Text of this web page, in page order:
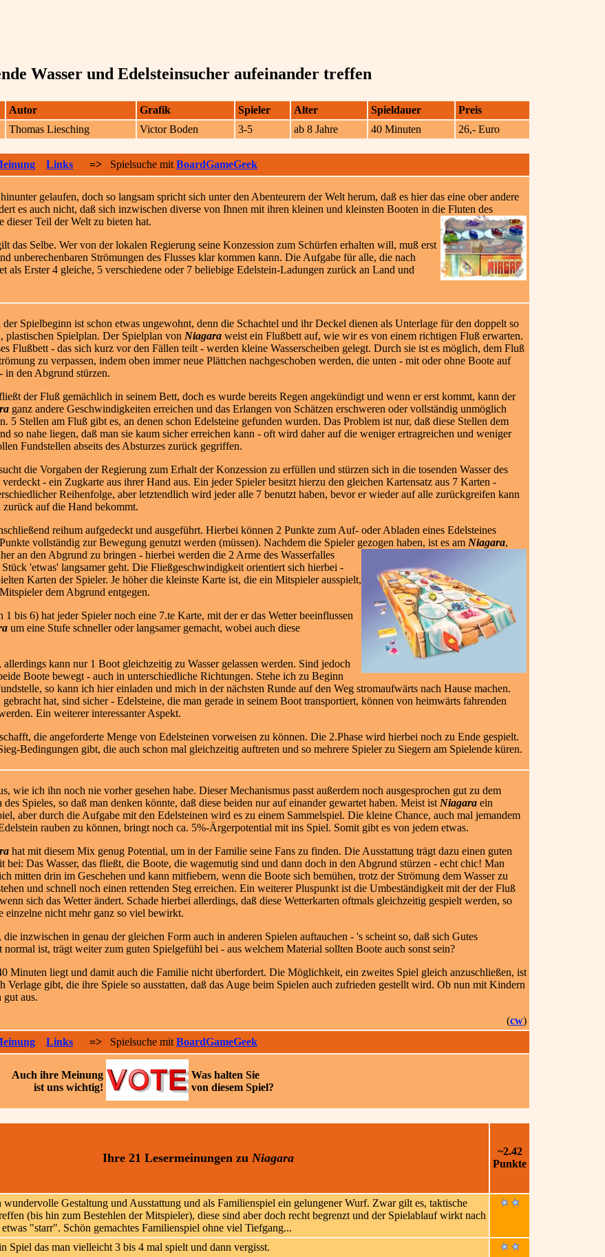
Wasser und Edelsteinsucher aufeinander treffen
Autor Grafik Spieler Alter Spieldauer
Preis
Thomas Liesching Victor Boden 3-5 ab 8 Jahre 40 Minuten 26,- Euro
Links => Spielsuche mit BoardGameGeek
hinunter gelaufen, doch so langsam spricht sich unter den Abenteurern der Welt herum, daß es hier das eine ober andere
es auch nicht, daß sich inzwischen diverse von Ihnen mit ihren kleinen und kleinsten Booten in die Fluten des
dieser Teil der Welt zu bieten hat.
das Selbe. Wer von der lokalen Regierung seine Konzession zum Schürfen erhalten will, muß erst
unberechenbaren Strömungen des Flusses klar kommen kann. Die Aufgabe für alle, die nach
als Erster 4 gleiche, 5 verschiedene oder 7 beliebige Edelstein-Ladungen zurück an Land und
Spielbeginn ist schon etwas ungewohnt, denn die Schachtel und ihr Deckel dienen als Unterlage für den doppelt so
plastischen Spielplan. Der Spielplan von Niagara weist ein Flußbett auf, wie wir es von einem richtigen Fluß erwarten.
Flußbett - das sich kurz vor den Fällen teilt - werden kleine Wasserscheiben gelegt. Durch sie ist es möglich, dem Fluß
zu verpassen, indem oben immer neue Plättchen nachgeschoben werden, die unten - mit oder ohne Boote auf
in den Abgrund stürzen.
der Fluß gemächlich in seinem Bett, doch es wurde bereits Regen angekündigt und wenn er erst kommt, kann der
ganz andere Geschwindigkeiten erreichen und das Erlangen von Schätzen erschweren oder vollständig unmöglich
5 Stellen am Fluß gibt es, an denen schon Edelsteine gefunden wurden. Das Problem ist nur, daß diese Stellen dem
so nahe liegen, daß man sie kaum sicher erreichen kann - oft wird daher auf die weniger ertragreichen und weniger
Fundstellen abseits des Absturzes zurück gegriffen.
die Vorgaben der Regierung zum Erhalt der Konzession zu erfüllen und stürzen sich in die tosenden Wasser des
- ein Zugkarte aus ihrer Hand aus. Ein jeder Spieler besitzt hierzu den gleichen Kartensatz aus 7 Karten -
Reihenfolge, aber letztendlich wird jeder alle 7 benutzt haben, bevor er wieder auf alle zurückgreifen kann
auf die Hand bekommt.
reihum aufgedeckt und ausgeführt. Hierbei können 2 Punkte zum Auf- oder Abladen eines Edelsteines
vollständig zur Bewegung genutzt werden (müssen). Nachdem die Spieler gezogen haben, ist es am Niagara,
an den Abgrund zu bringen - hierbei werden die 2 Arme des Wasserfalles
'etwas' langsamer geht. Die Fließgeschwindigkeit orientiert sich hierbei -
Karten der Spieler. Je höher die kleinste Karte ist, die ein Mitspieler ausspielt,
dem Abgrund entgegen.
bis 6) hat jeder Spieler noch eine 7.te Karte, mit der er das Wetter beeinflussen
um eine Stufe schneller oder langsamer gemacht, wobei auch diese
kann nur 1 Boot gleichzeitig zu Wasser gelassen werden. Sind jedoch
Boote bewegt - auch in unterschiedliche Richtungen. Stehe ich zu Beginn
so kann ich hier einladen und mich in der nächsten Runde auf den Weg stromaufwärts nach Hause machen.
hat, sind sicher - Edelsteine, die man gerade in seinem Boot transportiert, können von heimwärts fahrenden
Ein weiterer interessanter Aspekt.
die angeforderte Menge von Edelsteinen vorweisen zu können. Die 2.Phase wird hierbei noch zu Ende gespielt.
Bedingungen gibt, die auch schon mal gleichzeitig auftreten und so mehrere Spieler zu Siegern am Spielende küren.
wie ich ihn noch nie vorher gesehen habe. Dieser Mechanismus passt außerdem noch ausgesprochen gut zu dem
des Spieles, so daß man denken könnte, daß diese beiden nur auf einander gewartet haben. Meist ist Niagara ein
aber durch die Aufgabe mit den Edelsteinen wird es zu einem Sammelspiel. Die kleine Chance, auch mal jemandem
rauben zu können, bringt noch ca. 5%-Ärgerpotential mit ins Spiel. Somit gibt es von jedem etwas.
hat mit diesem Mix genug Potential, um in der Familie seine Fans zu finden. Die Ausstattung trägt dazu einen guten
bei: Das Wasser, das fließt, die Boote, die wagemutig sind und dann doch in den Abgrund stürzen - echt chic! Man
mitten drin im Geschehen und kann mitfiebern, wenn die Boote sich bemühen, trotz der Strömung dem Wasser zu
und schnell noch einen rettenden Steg erreichen. Ein weiterer Pluspunkt ist die Umbeständigkeit mit der der Fluß
sich das Wetter ändert. Schade hierbei allerdings, daß diese Wetterkarten oftmals gleichzeitig gespielt werden, so
einzelne nicht mehr ganz so viel bewirkt.
inzwischen in genau der gleichen Form auch in anderen Spielen auftauchen - 's scheint so, daß sich Gutes
ist, trägt weiter zum guten Spielgefühl bei - aus welchem Material sollten Boote auch sonst sein?
Minuten liegt und damit auch die Familie nicht überfordert. Die Möglichkeit, ein zweites Spiel gleich anzuschließen, ist
Verlage gibt, die ihre Spiele so ausstatten, daß das Auge beim Spielen auch zufrieden gestellt wird. Ob nun mit Kindern
gut aus.
(cw)
Links => Spielsuche mit BoardGameGeek
Auch ihre Meinung
ist uns wichtig!
Was halten Sie
von diesem Spiel?
Ihre 21 Lesermeinungen zu Niagara
~2.42
Punkte
Gestaltung und Ausstattung und als Familienspiel ein gelungener Wurf. Zwar gilt es, taktische
(bis hin zum Bestehlen der Mitspieler), diese sind aber doch recht begrenzt und der Spielablauf wirkt nach
"starr". Schön gemachtes Familienspiel ohne viel Tiefgang...
Spiel das man vielleicht 3 bis 4 mal spielt und dann vergisst.